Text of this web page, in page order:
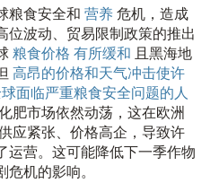
粮食安全和营养危机，造成
位波动、贸易限制政策的推出
粮食价格有所缓和且黑海地
高昂的价格和天气冲击使许
面临严重粮食安全问题的人
肥市场依然动荡，这在欧洲
应紧张、价格高企，导致许
运营。这可能降低下一季作物
机的影响。